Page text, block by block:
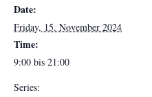
Date:
Friday, 15. November 2024
Time:
9:00 bis 21:00
Series: